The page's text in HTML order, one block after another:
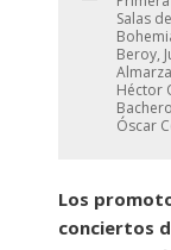
Salas
Beroy,
Héctor
Óscar
Los
conciertos